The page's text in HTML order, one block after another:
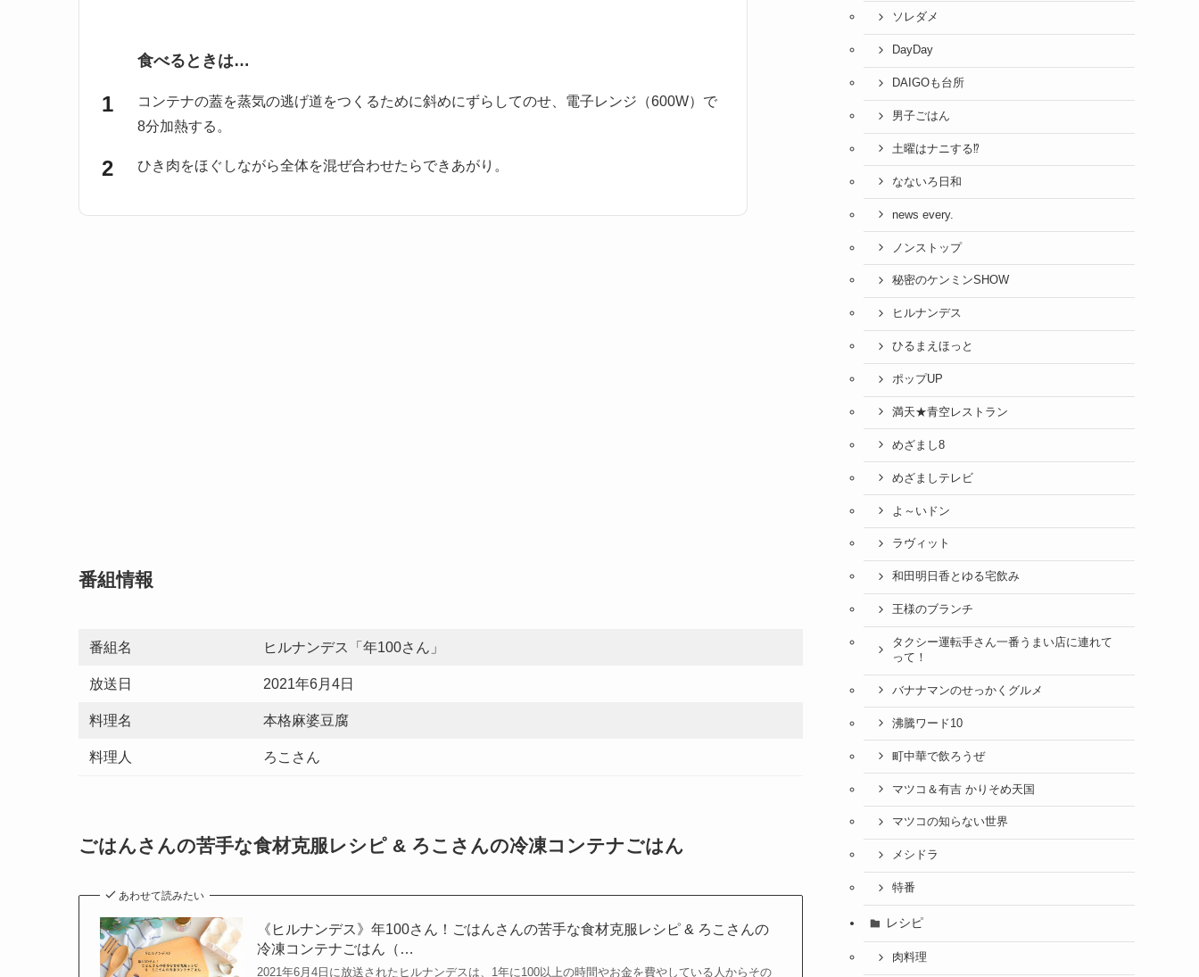
食べるときは…
コンテナの蓋を蒸気の逃げ道をつくるために斜めにずらしてのせ、電子レンジ（600W）で
8分加熱する。
ひき肉をほぐしながら全体を混ぜ合わせたらできあがり。
番組情報
番組名 ヒルナンデス「年100さん」
放送日 2021年6月4日
料理名 本格麻婆豆腐
料理人 ろこさん
ごはんさんの苦手な食材克服レシピ & ろこさんの冷凍コンテナごはん
あわせて読みたい
《ヒルナンデス》年100さん！ごはんさんの苦手な食材克服レシピ & ろこさんの
冷凍コンテナごはん（…
2021年6月4日に放送されたヒルナンデスは、1年に100以上の時間やお金を費やしている人からその
ソレダメ
DayDay
DAIGOも台所
男子ごはん
土曜はナニする⁉
なないろ日和
news every.
ノンストップ
秘密のケンミンSHOW
ヒルナンデス
ひるまえほっと
ポップUP
満天★青空レストラン
めざまし8
めざましテレビ
よ～いドン
ラヴィット
和田明日香とゆる宅飲み
王様のブランチ
タクシー運転手さん一番うまい店に連れて
って！
バナナマンのせっかくグルメ
沸騰ワード10
町中華で飲ろうぜ
マツコ＆有吉 かりそめ天国
マツコの知らない世界
メシドラ
特番
レシピ
肉料理